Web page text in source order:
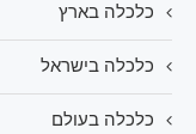
כלכלה בארץ
כלכלה בישראל
כלכלה בעולם